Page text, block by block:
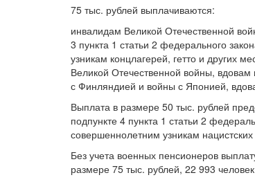
75 тыс. рублей выплачиваются:
инвалидам Великой Отечественной
3 пункта 1 статьи 2 федерального
узникам концлагерей, гетто и других
Великой Отечественной войны,
с Финляндией и войны с Японией,
Выплата в размере 50 тыс. рублей
подпункте 4 пункта 1 статьи 2
совершеннолетним узникам
Без учета военных пенсионеров
размере 75 тыс. рублей, 22 993